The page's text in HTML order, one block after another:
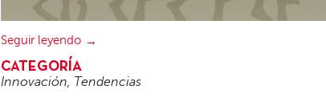
Seguir leyendo
CATEGORÍA
Innovación, Tendencias